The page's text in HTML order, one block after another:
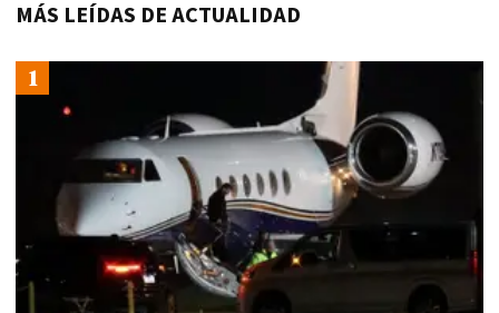
MÁS LEÍDAS DE ACTUALIDAD